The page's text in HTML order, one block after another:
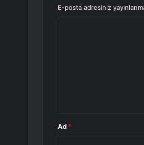
E-posta adresiniz
Ad *